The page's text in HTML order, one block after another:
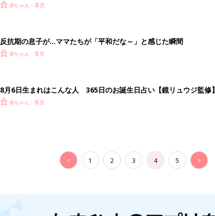
って本当？【専門家】
赤ちゃん・育児
反抗期の息子が...ママたちが「平和だな～」と感じた瞬間
赤ちゃん・育児
8月6日生まれはこんな人 365日のお誕生日占い【鏡リュウジ監修】
赤ちゃん・育児
< 1 2 3 4 5 >